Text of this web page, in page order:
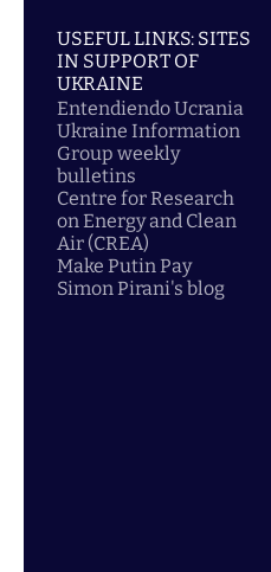
USEFUL LINKS: SITES
IN SUPPORT OF
UKRAINE
Entendiendo Ucrania
Ukraine Information
Group weekly
bulletins
Centre for Research
on Energy and Clean
Air (CREA)
Make Putin Pay
Simon Pirani's blog